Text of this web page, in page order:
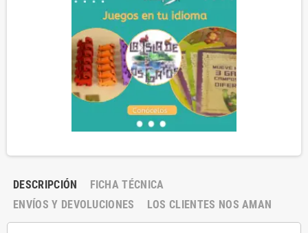
DESCRIPCIÓN
FICHA TÉCNICA
ENVÍOS Y DEVOLUCIONES
LOS CLIENTES NOS AMAN